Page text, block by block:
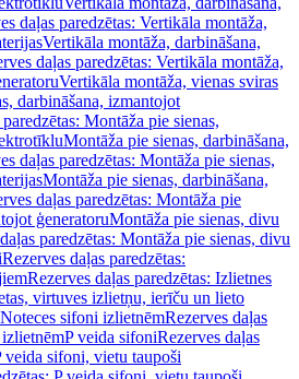
daļas paredzētas: Vertikāla montāža,
Vertikāla montāža, darbināšana,
daļas paredzētas: Vertikāla montāža,
Vertikāla montāža, vienas sviras
darbināšana, izmantojot
Montāža pie sienas,
Montāža pie sienas, darbināšana,
daļas paredzētas: Montāža pie sienas,
Montāža pie sienas, darbināšana,
daļas paredzētas: Montāža pie
ģeneratoruMontāža pie sienas, divu
paredzētas: Montāža pie sienas, divu
Rezerves daļas paredzētas:
Rezerves daļas paredzētas: Izlietnes
virtuves izlietņu, ierīču un lieto
Noteces sifoni izlietnēmRezerves daļas
P veida sifoniRezerves daļas
veida sifoni, vietu taupoši